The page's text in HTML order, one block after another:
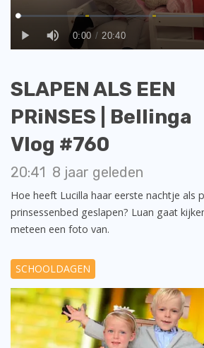
SLAPEN ALS EEN
PRiNSES | Bellinga
Vlog #760
20:41 8 jaar geleden
Hoe heeft Lucilla haar eerste nachtje als
prinsessenbed geslapen? Luan gaat
meteen een foto van.
SCHOOLDAGEN